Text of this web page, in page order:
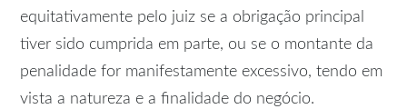
equitativamente pelo juiz se a obrigação principal
tiver sido cumprida em parte, ou se o montante da
penalidade for manifestamente excessivo, tendo em
vista a natureza e a finalidade do negócio.